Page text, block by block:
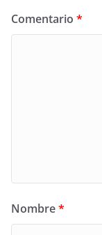
Comentario *
Nombre*